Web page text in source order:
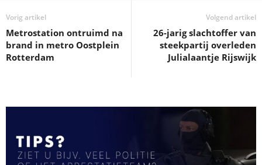
Vorig artikel
Metrostation ontruimd na
brand in metro Oostplein
Rotterdam
Volgend artikel
26-jarig slachtoffer van
steekpartij overleden
Julialaantje Rijswijk